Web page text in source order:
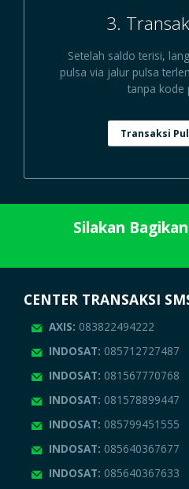
3.
Setelah saldo terisi,
pulsa via jalur pulsa
tanpa kode
Transaksi
Silakan
CENTER TRANSAKSI
AXIS: 083822494222
INDOSAT: 085712727487
INDOSAT: 081567770768
INDOSAT: 081578899447
INDOSAT: 085799451555
INDOSAT: 085640367677
INDOSAT: 085640367633